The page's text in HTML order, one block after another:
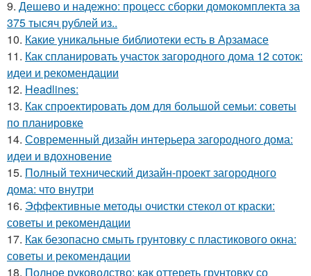
9. Дешево и надежно: процесс сборки домокомплекта за
375 тысяч рублей из..
10. Какие уникальные библиотеки есть в Арзамасе
11. Как спланировать участок загородного дома 12 соток:
идеи и рекомендации
12. Headlines:
13. Как спроектировать дом для большой семьи: советы
по планировке
14. Современный дизайн интерьера загородного дома:
идеи и вдохновение
15. Полный технический дизайн-проект загородного
дома: что внутри
16. Эффективные методы очистки стекол от краски:
советы и рекомендации
17. Как безопасно смыть грунтовку с пластикового окна:
советы и рекомендации
18. Полное руководство: как оттереть грунтовку со